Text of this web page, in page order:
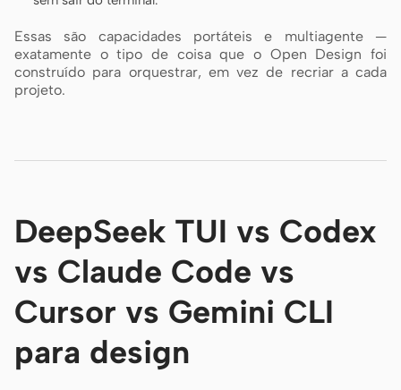
Essas são capacidades portáteis e multiagente —
exatamente o tipo de coisa que o Open Design foi
construído para orquestrar, em vez de recriar a cada
projeto.
DeepSeek TUI vs Codex
vs Claude Code vs
Cursor vs Gemini CLI
para design